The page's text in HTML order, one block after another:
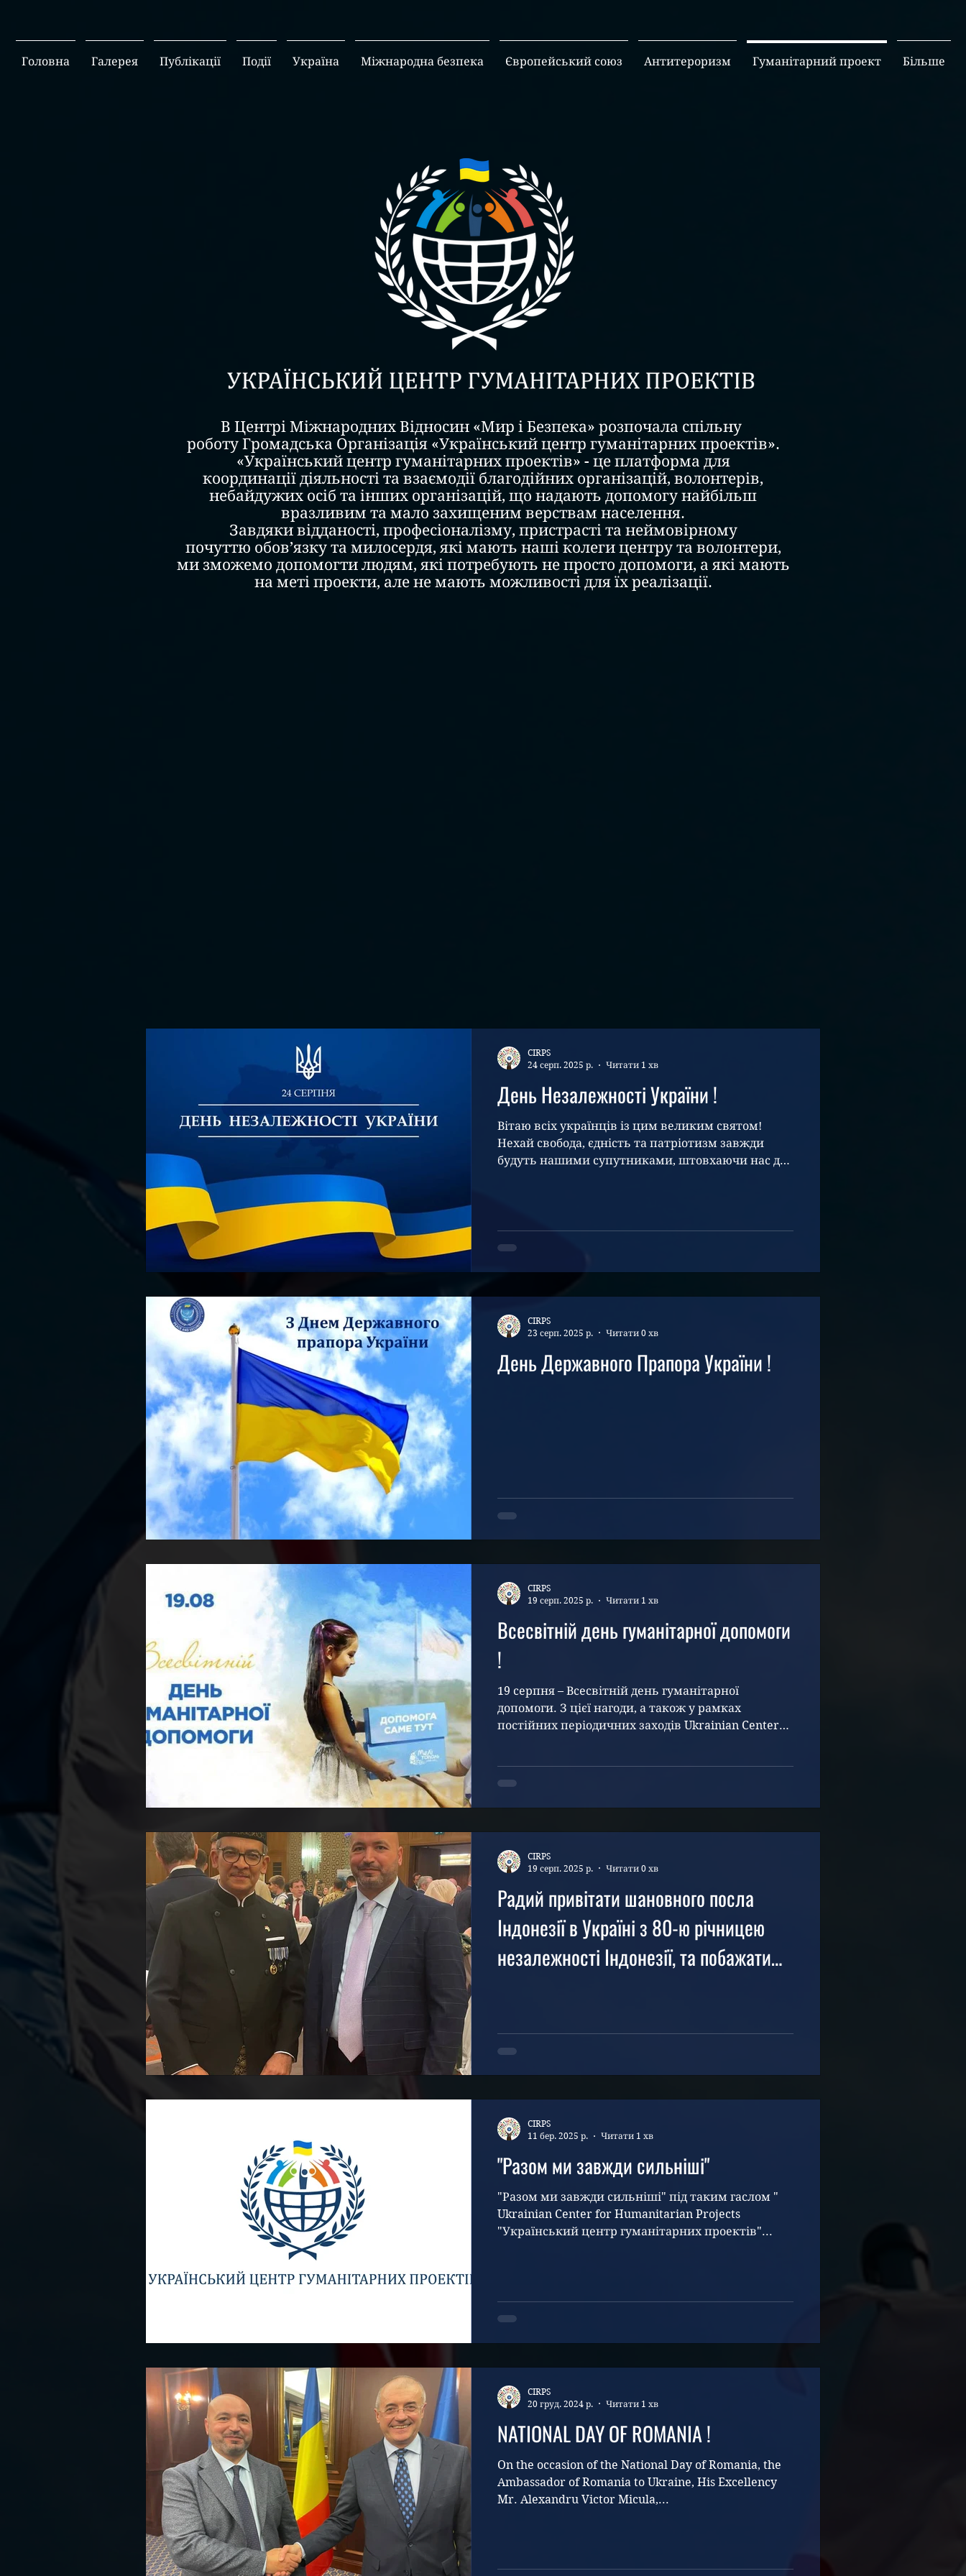
Головна Галерея Публікації Події Україна Міжнародна безпека Європейський союз Антитероризм Гуманітарний проект Більше
В Центрі Міжнародних Відносин «Мир і Безпека» розпочала спільну
роботу Громадська Організація «Український центр гуманітарних проектів».
«Український центр гуманітарних проектів» - це платформа для
координації діяльності та взаємодії благодійних організацій, волонтерів,
небайдужих осіб та інших організацій, що надають допомогу найбільш
вразливим та мало захищеним верствам населення.
Завдяки відданості, професіоналізму, пристрасті та неймовірному
почуттю обов’язку та милосердя, які мають наші колеги центру та волонтери,
ми зможемо допомогти людям, які потребують не просто допомоги, а які мають
на меті проекти, але не мають можливості для їх реалізації.
День Незалежності України !
Вітаю всіх українців із цим великим святом!
Нехай свобода, єдність та патріотизм завжди
будуть нашими супутниками, штовхаючи нас до
CIRPS
24 серп. 2025 р.
Читати 1 хв
День Державного Прапора України !
CIRPS
23 серп. 2025 р.
Читати 0 хв
Всесвітній день гуманітарної допомоги
!
19 серпня – Всесвітній день гуманітарної
допомоги. З цієї нагоди, а також у рамках
постійних періодичних заходів Ukrainian Center
CIRPS
19 серп. 2025 р.
Читати 1 хв
Радий привітати шановного посла
Індонезії в Україні з 80-ю річницею
незалежності Індонезії, та побажати
CIRPS
19 серп. 2025 р.
Читати 0 хв
"Разом ми завжди сильніші"
"Разом ми завжди сильніші" під таким гаслом "
Ukrainian Center for Humanitarian Projects
"Український центр гуманітарних проектів"...
CIRPS
11 бер. 2025 р.
Читати 1 хв
NATIONAL DAY OF ROMANIA !
On the occasion of the National Day of Romania, the
Ambassador of Romania to Ukraine, His Excellency
Mr. Alexandru Victor Micula,...
CIRPS
20 груд. 2024 р.
Читати 1 хв